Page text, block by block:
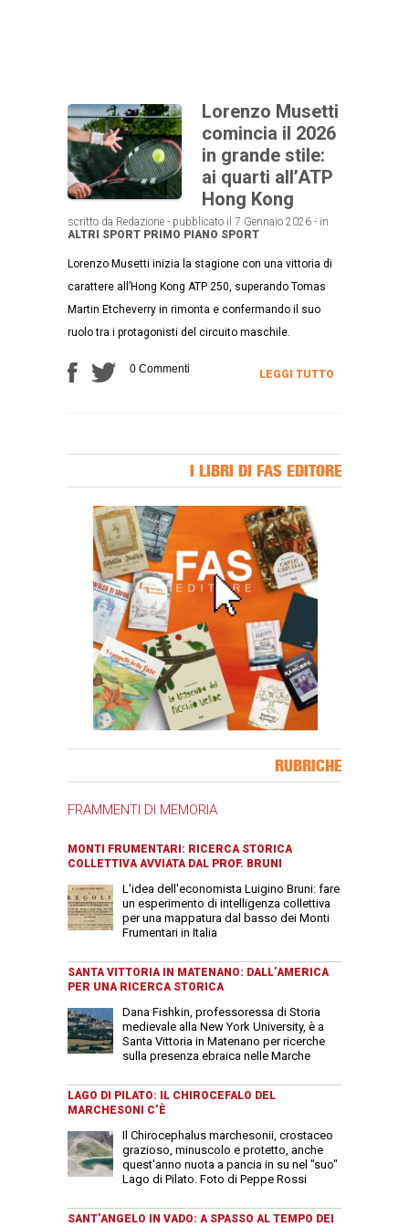
Lorenzo Musetti
comincia il 2026
in grande stile:
ai quarti all’ATP
Hong Kong
scritto da Redazione - pubblicato il 7 Gennaio 2026 - in
ALTRI SPORT PRIMO PIANO SPORT
Lorenzo Musetti inizia la stagione con una vittoria di
carattere all’Hong Kong ATP 250, superando Tomas
Martin Etcheverry in rimonta e confermando il suo
ruolo tra i protagonisti del circuito maschile.
0 Commenti LEGGI TUTTO
I LIBRI DI FAS EDITORE
RUBRICHE
FRAMMENTI DI MEMORIA
MONTI FRUMENTARI: RICERCA STORICA
COLLETTIVA AVVIATA DAL PROF. BRUNI
L'idea dell'economista Luigino Bruni: fare
un esperimento di intelligenza collettiva
per una mappatura dal basso dei Monti
Frumentari in Italia
SANTA VITTORIA IN MATENANO: DALL’AMERICA
PER UNA RICERCA STORICA
Dana Fishkin, professoressa di Storia
medievale alla New York University, è a
Santa Vittoria in Matenano per ricerche
sulla presenza ebraica nelle Marche
LAGO DI PILATO: IL CHIROCEFALO DEL
MARCHESONI C’È
Il Chirocephalus marchesonii, crostaceo
grazioso, minuscolo e protetto, anche
quest'anno nuota a pancia in su nel "suo"
Lago di Pilato. Foto di Peppe Rossi
SANT’ANGELO IN VADO: A SPASSO AL TEMPO DEI